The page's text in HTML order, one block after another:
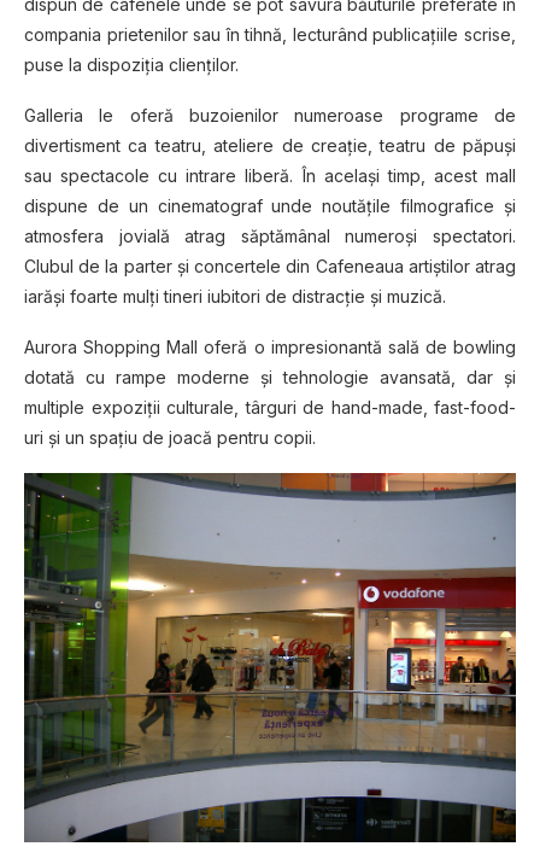
compania prietenilor sau în tihnă, lecturând publicaţiile scrise,
puse la dispoziţia clienţilor.
Galleria le oferă buzoienilor numeroase programe de
divertisment ca teatru, ateliere de creaţie, teatru de păpuşi
sau spectacole cu intrare liberă. În acelaşi timp, acest mall
dispune de un cinematograf unde noutăţile filmografice şi
atmosfera jovială atrag săptămânal numeroşi spectatori.
Clubul de la parter şi concertele din Cafeneaua artiştilor atrag
iarăşi foarte mulţi tineri iubitori de distracţie şi muzică.
Aurora Shopping Mall oferă o impresionantă sală de bowling
dotată cu rampe moderne şi tehnologie avansată, dar şi
multiple expoziţii culturale, târguri de hand-made, fast-food-
uri şi un spaţiu de joacă pentru copii.